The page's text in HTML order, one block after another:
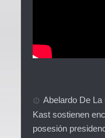
Abelardo De
Kast sostienen
posesión